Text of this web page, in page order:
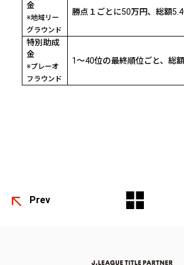
金
※地域リー
グラウンド
勝点１ごとに50万円、総額5.4
特別助成
金
※プレーオ
フラウンド
1～40位の最終順位ごと、総額
Prev